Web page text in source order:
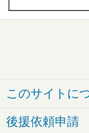
このサイトに
後援依頼申請